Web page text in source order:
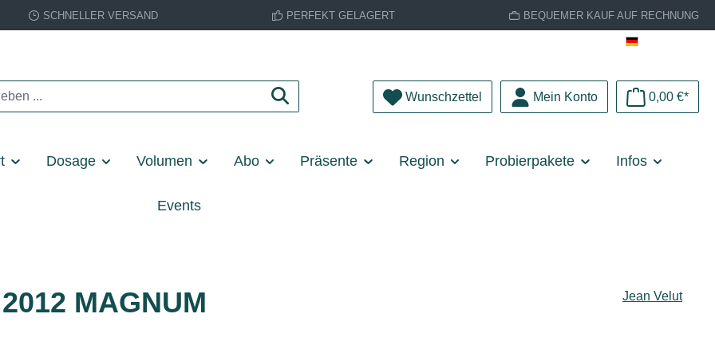
SCHNELLER VERSAND PERFEKT GELAGERT BEQUEMER KAUF AUF RECHNUNG
Wunschzettel Du hast 0 Produkte auf dem Merkzettel
Mein Konto 0,00 €*
Dosage Volumen Abo Präsente Region Probierpakete Infos
Events
MAGNUM Jean Velut